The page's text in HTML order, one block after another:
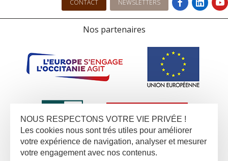
CONTACT NEWSLETTERS
Nos partenaires
NOUS RESPECTONS VOTRE VIE PRIVÉE !
Les cookies nous sont trés utiles pour améliorer
votre expérience de navigation, analyser et mesurer
votre engagement avec nos contenus.